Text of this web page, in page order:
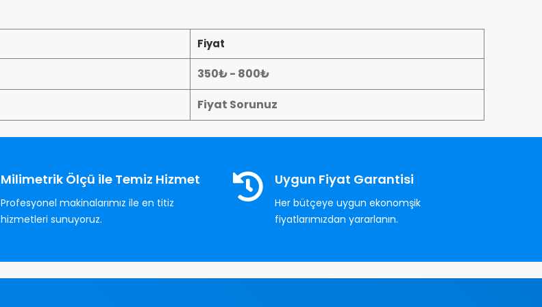
Fiyat
350₺ - 800₺
Fiyat Sorunuz
Milimetrik Ölçü ile Temiz Hizmet
Profesyonel makinalarımız ile en titiz
hizmetleri sunuyoruz.
Uygun Fiyat Garantisi
Her bütçeye uygun ekonomşik
fiyatlarımızdan yararlanın.